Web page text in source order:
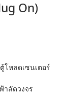
On)
โหลดเซนเตอร์
าลัดวงจร